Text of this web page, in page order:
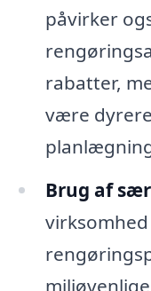
påvirker
rabatter,
være
Brug af